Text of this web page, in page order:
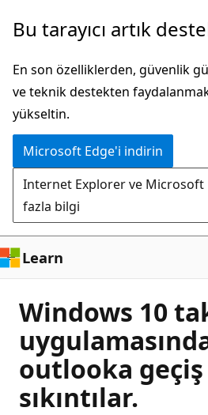
Ana
atla
Bu tarayıcı artık
En son özelliklerden, güvenlik
ve teknik destekten
yükseltin.
Microsoft Edge'i indirin
Internet Explorer ve Microsoft
fazla bilgi
Learn
Windows 10
outlooka
sıkıntılar.